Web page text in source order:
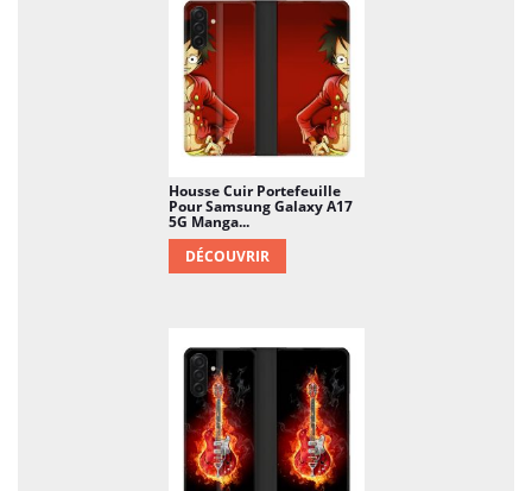
Housse Cuir Portefeuille
Pour Samsung Galaxy A17
5G Manga...
DÉCOUVRIR